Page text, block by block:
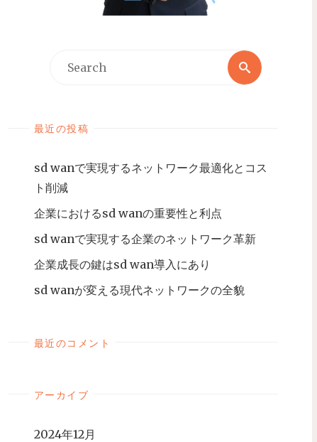
最近の投稿
sd wanで実現するネットワーク最適化とコス
ト削減
企業におけるsd wanの重要性と利点
sd wanで実現する企業のネットワーク革新
企業成長の鍵はsd wan導入にあり
sd wanが変える現代ネットワークの全貌
最近のコメント
アーカイブ
2024年12月